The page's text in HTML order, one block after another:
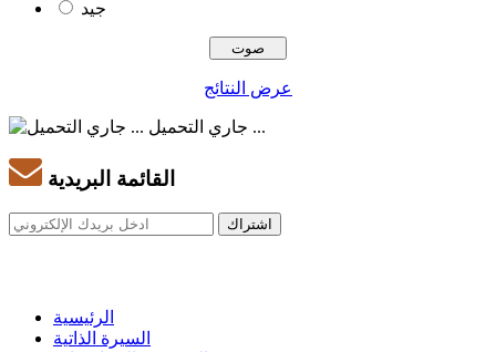
جيد
عرض النتائج
جاري التحميل ...
القائمة البريدية
الرئيسية
السيرة الذاتية